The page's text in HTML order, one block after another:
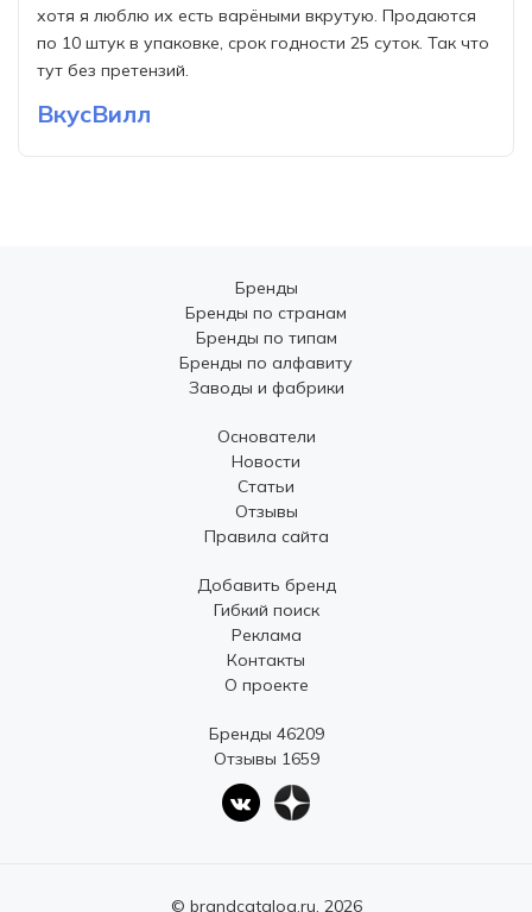
хотя я люблю их есть варёными вкрутую. Продаются
по 10 штук в упаковке, срок годности 25 суток. Так что
тут без претензий.
ВкусВилл
Бренды
Бренды по странам
Бренды по типам
Бренды по алфавиту
Заводы и фабрики
Основатели
Новости
Статьи
Отзывы
Правила сайта
Добавить бренд
Гибкий поиск
Реклама
Контакты
О проекте
Бренды 46209
Отзывы 1659
© brandcatalog.ru, 2026